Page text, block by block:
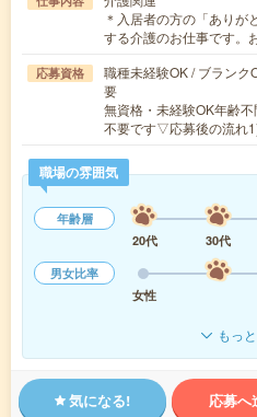
＊入居者の方の「ありが
する介護のお仕事です。
応募資格
職種未経験OK / ブランク
要
無資格・未経験OK年齢
不要です▽応募後の流れ
職場の雰囲気
年齢層
20代
30代
男女比率
女性
もっ
気になる! 応募へ